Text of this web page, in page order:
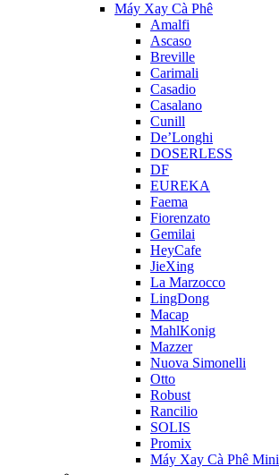
Máy Xay Cà Phê
Amalfi
Ascaso
Breville
Carimali
Casadio
Casalano
Cunill
De’Longhi
DOSERLESS
DF
EUREKA
Faema
Fiorenzato
Gemilai
HeyCafe
JieXing
La Marzocco
LingDong
Macap
MahlKonig
Mazzer
Nuova Simonelli
Otto
Robust
Rancilio
SOLIS
Promix
Máy Xay Cà Phê Mini